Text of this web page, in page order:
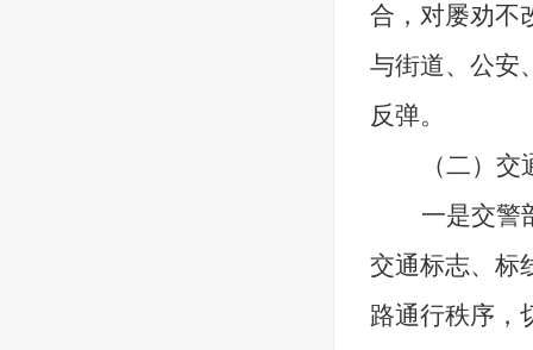
合，对屡劝不
与街道、公安
反弹。
（二） 交
一是交警
交通标志、标
路通行秩序，